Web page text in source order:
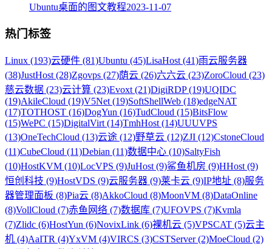
Ubuntu桌面的图文教程2023-11-07
热门标签
Linux (193)云硬件 (81)Ubuntu (45)LisaHost (41)雨云服务器
(38)JustHost (28)Zgovps (27)荫云 (26)六六云 (23)ZoroCloud (23)
慈云数据 (23)云计算 (23)Evoxt (21)DigiRDP (19)UQIDC
(19)AkileCloud (19)V5Net (19)SoftShellWeb (18)edgeNAT
(17)TOTHOST (16)DogYun (16)TudCloud (15)BitsFlow
(15)WePC (15)DigitalVirt (14)TmhHost (14)UUUVPS
(13)OneTechCloud (13)云途 (12)野草云 (12)ZJI (12)CstoneCloud
(11)CubeCloud (11)Debian (11)数据中心 (10)SaltyFish
(10)HostKVM (10)LocVPS (9)JuHost (9)鲨鱼机房 (9)HHost (9)
恒创科技 (9)HostVDS (9)云服务器 (9)莱卡云 (9)IP地址 (8)服务
器管理面板 (8)Pia云 (8)AkkoCloud (8)MoonVM (8)DataOnline
(8)VollCloud (7)赤鱼网络 (7)数据库 (7)UFOVPS (7)Kvmla
(7)Zlidc (6)HostYun (6)NovixLink (6)裸机云 (5)VPSCAT (5)云主
机 (4)AaITR (4)YxVM (4)VIRCS (3)CSTServer (2)MoeCloud (2)